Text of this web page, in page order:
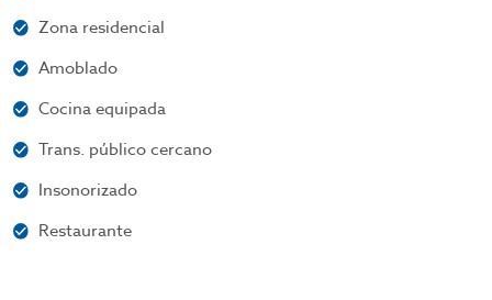
Zona residencial
Amoblado
Cocina equipada
Trans. público cercano
Insonorizado
Restaurante